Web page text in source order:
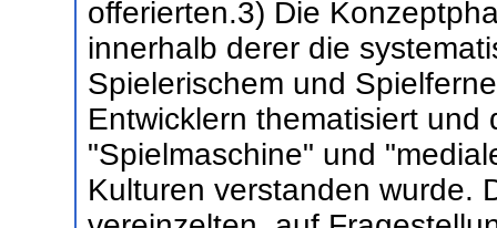
offerierten.3) Die
innerhalb derer die
Spielerischem und
Entwicklern thematisiert
"Spielmaschine" und
Kulturen verstanden wurde.